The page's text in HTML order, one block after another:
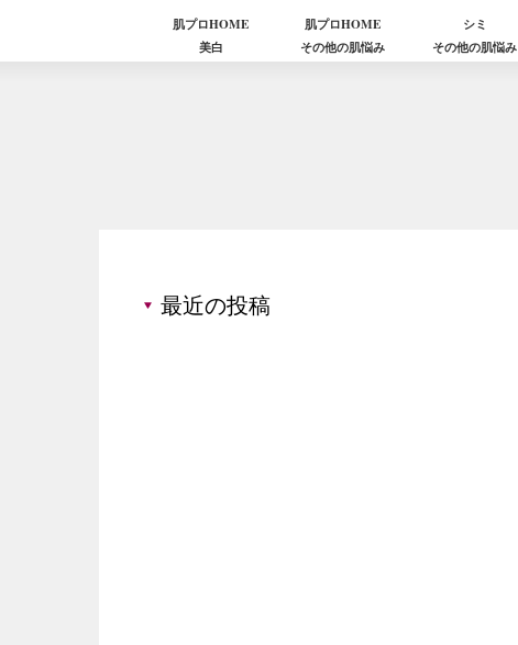
肌プロHOME 肌プロHOME シミ
美白
その他の肌悩み その他の肌悩み
最近の投稿